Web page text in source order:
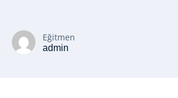
Eğitmen
admin